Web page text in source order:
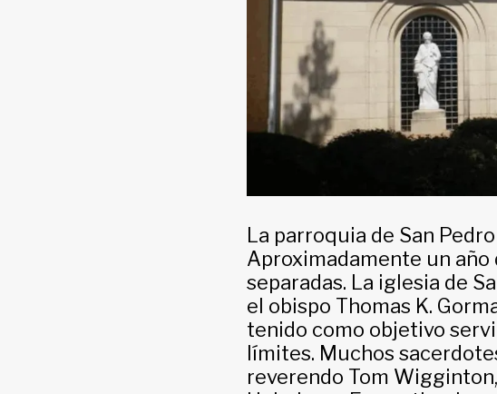
La parroquia de San
Aproximadamente un año
separadas. La iglesia de
el obispo Thomas K.
tenido como objetivo
límites. Muchos
reverendo Tom